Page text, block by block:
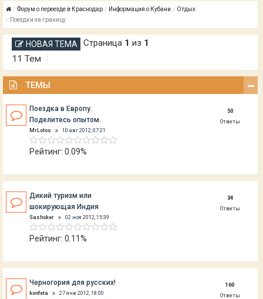
Форум о переезде в Краснодар Информация о Кубани
Отдых
Поездки за границу
НОВАЯ ТЕМА
11 Тем
Страница 1 из 1
ТЕМЫ
Поездка в Европу.
Поделитесь опытом.
MrLotos 10 авг 2012, 07:21
Рейтинг: 0.09%
50
Ответы
Дикий туризм или
шокирующая Индия
Sashoker 02 ноя 2012, 15:39
Рейтинг: 0.11%
34
Ответы
Черногория для русских!
konfeta 27 янв 2012, 18:00
160
Ответы